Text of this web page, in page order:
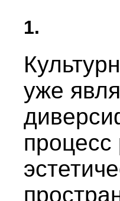
1.
уже
процесс